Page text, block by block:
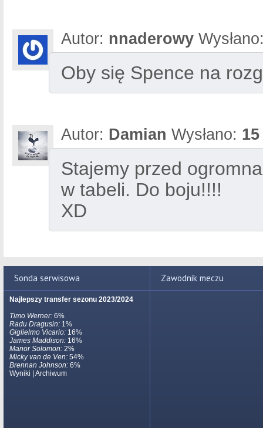
Autor: nnaderowy
Oby się Spence na
Autor: Damian Wysłano:
Stajemy przed
w tabeli. Do boju!!!!
XD
Sonda serwisowa
Najlepszy transfer sezonu 2023/2024
Timo Werner: 6%
Radu Dragusin: 1%
Giglielmo Vicario: 16%
James Maddison: 16%
Manor Solomon: 2%
Micky van de Ven: 54%
Brennan Johnson: 6%
Wyniki
Archiwum
Zawodnik meczu